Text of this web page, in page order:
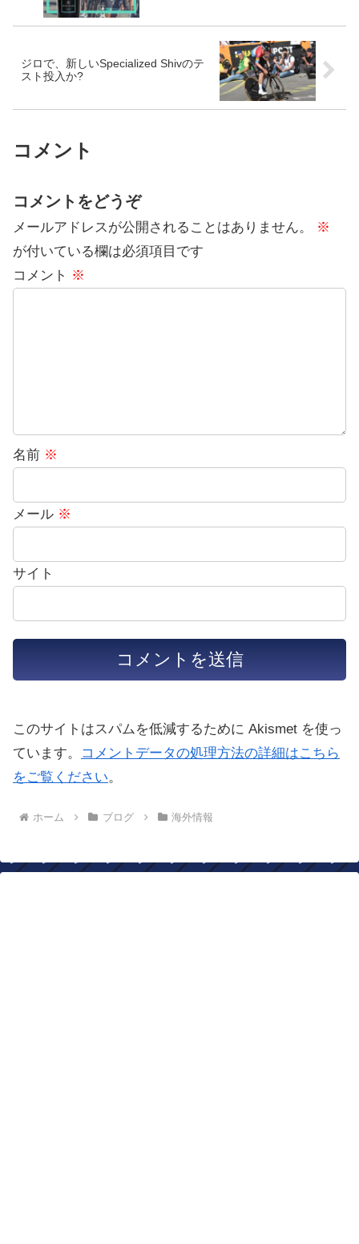
ジロで、新しいSpecialized Shivのテ
スト投入か?
コメント
コメントをどうぞ
メールアドレスが公開されることはありません。
※
が付いている欄は必須項目です
コメント ※
名前 ※
メール ※
サイト
このサイトはスパムを低減するために Akismet を使っ
ています。
コメントデータの処理方法の詳細はこちら
をご覧ください。
ホーム ブログ 海外情報